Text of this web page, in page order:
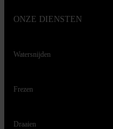
ONZE DIENSTEN
Watersnijden
Frezen
Draaien